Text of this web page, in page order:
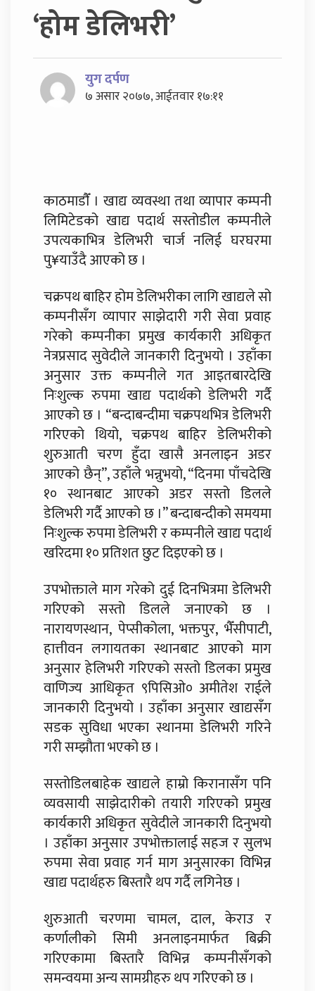
‘होम डेलिभरी’
युग दर्पण
७ असार २०७७, आईतवार १७:११
काठमाडाैँ । खाद्य व्यवस्था तथा व्यापार कम्पनी
लिमिटेडको खाद्य पदार्थ सस्तोडील कम्पनीले
उपत्यकाभित्र डेलिभरी चार्ज नलिई घरघरमा
पु¥याउँदै आएको छ ।
चक्रपथ बाहिर होम डेलिभरीका लागि खाद्यले सो
कम्पनीसँग व्यापार साझेदारी गरी सेवा प्रवाह
गरेको कम्पनीका प्रमुख कार्यकारी अधिकृत
नेत्रप्रसाद सुवेदीले जानकारी दिनुभयो । उहाँका
अनुसार उक्त कम्पनीले गत आइतबारदेखि
निःशुल्क रुपमा खाद्य पदार्थको डेलिभरी गर्दै
आएको छ । “बन्दाबन्दीमा चक्रपथभित्र डेलिभरी
गरिएको थियो, चक्रपथ बाहिर डेलिभरीको
शुरुआती चरण हुँदा खासै अनलाइन अडर
आएको छैन्”, उहाँले भन्नुभयो, “दिनमा पाँचदेखि
१० स्थानबाट आएको अडर सस्तो डिलले
डेलिभरी गर्दै आएको छ ।” बन्दाबन्दीको समयमा
निःशुल्क रुपमा डेलिभरी र कम्पनीले खाद्य पदार्थ
खरिदमा १० प्रतिशत छुट दिइएको छ ।
उपभोक्ताले माग गरेको दुई दिनभित्रमा डेलिभरी
गरिएको सस्तो डिलले जनाएको छ ।
नारायणस्थान, पेप्सीकोला, भक्तपुर, भैँसीपाटी,
हात्तीवन लगायतका स्थानबाट आएको माग
अनुसार हेलिभरी गरिएको सस्तो डिलका प्रमुख
वाणिज्य आधिकृत ९पिसिओ० अमीतेश राईले
जानकारी दिनुभयो । उहाँका अनुसार खाद्यसँग
सडक सुविधा भएका स्थानमा डेलिभरी गरिने
गरी सम्झौता भएको छ ।
सस्तोडिलबाहेक खाद्यले हाम्रो किरानासँग पनि
व्यवसायी साझेदारीको तयारी गरिएको प्रमुख
कार्यकारी अधिकृत सुवेदीले जानकारी दिनुभयो
। उहाँका अनुसार उपभोक्तालाई सहज र सुलभ
रुपमा सेवा प्रवाह गर्न माग अनुसारका विभिन्न
खाद्य पदार्थहरु बिस्तारै थप गर्दै लगिनेछ ।
शुरुआती चरणमा चामल, दाल, केराउ र
कर्णालीको सिमी अनलाइनमार्फत बिक्री
गरिएकामा बिस्तारै विभिन्न कम्पनीसँगको
समन्वयमा अन्य सामग्रीहरु थप गरिएको छ ।